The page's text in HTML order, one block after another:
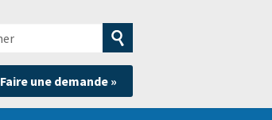
Soumettre
la
recherche
Faire une demande »